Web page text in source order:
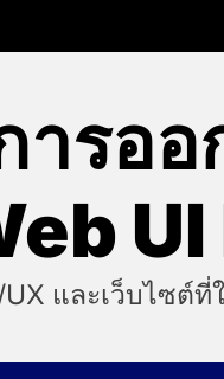
รออ
และเว็บไซต์